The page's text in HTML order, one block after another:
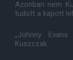
Azonban nem
tudott a kapott
„Johnny
Kuszczak.